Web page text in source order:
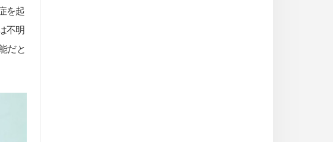
を起
不明
だと